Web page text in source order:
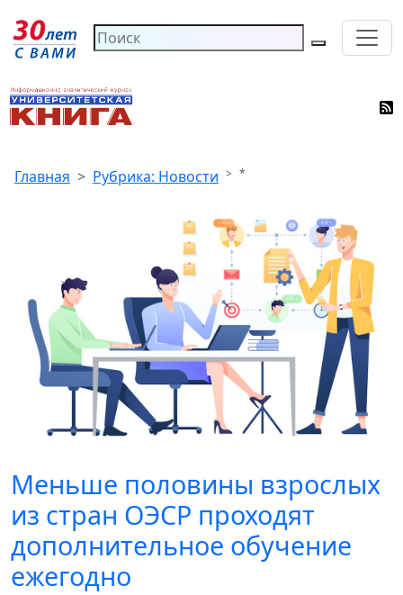
Главная Рубрика: Новости *
Меньше половины взрослых
из стран ОЭСР проходят
дополнительное обучение
ежегодно